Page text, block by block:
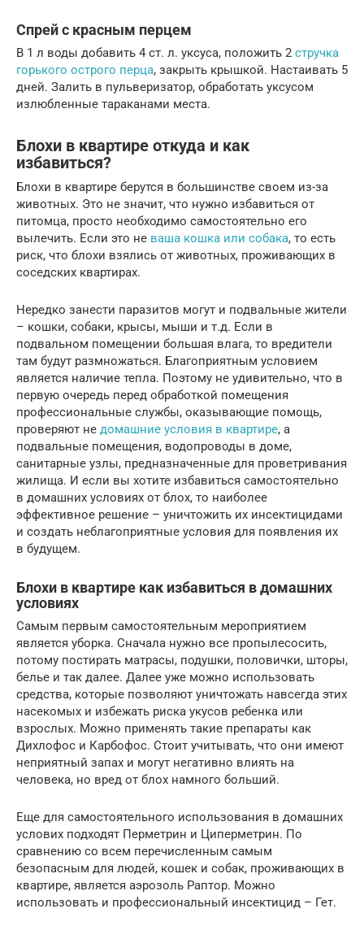
Спрей с красным перцем
В 1 л воды добавить 4 ст. л. уксуса, положить 2 стручка
горького острого перца, закрыть крышкой. Настаивать 5
дней. Залить в пульверизатор, обработать уксусом
излюбленные тараканами места.
Блохи в квартире откуда и как
избавиться?
Блохи в квартире берутся в большинстве своем из-за
животных. Это не значит, что нужно избавиться от
питомца, просто необходимо самостоятельно его
вылечить. Если это не ваша кошка или собака, то есть
риск, что блохи взялись от животных, проживающих в
соседских квартирах.
Нередко занести паразитов могут и подвальные жители
– кошки, собаки, крысы, мыши и т.д. Если в
подвальном помещении большая влага, то вредители
там будут размножаться. Благоприятным условием
является наличие тепла. Поэтому не удивительно, что в
первую очередь перед обработкой помещения
профессиональные службы, оказывающие помощь,
проверяют не домашние условия в квартире, а
подвальные помещения, водопроводы в доме,
санитарные узлы, предназначенные для проветривания
жилища. И если вы хотите избавиться самостоятельно
в домашних условиях от блох, то наиболее
эффективное решение – уничтожить их инсектицидами
и создать неблагоприятные условия для появления их
в будущем.
Блохи в квартире как избавиться в домашних
условиях
Самым первым самостоятельным мероприятием
является уборка. Сначала нужно все пропылесосить,
потому постирать матрасы, подушки, половички, шторы,
белье и так далее. Далее уже можно использовать
средства, которые позволяют уничтожать навсегда этих
насекомых и избежать риска укусов ребенка или
взрослых. Можно применять такие препараты как
Дихлофос и Карбофос. Стоит учитывать, что они имеют
неприятный запах и могут негативно влиять на
человека, но вред от блох намного больший.
Еще для самостоятельного использования в домашних
услових подходят Перметрин и Циперметрин. По
сравнению со всем перечисленным самым
безопасным для людей, кошек и собак, проживающих в
квартире, является аэрозоль Раптор. Можно
использовать и профессиональный инсектицид – Гет.